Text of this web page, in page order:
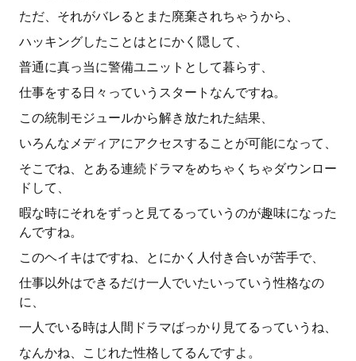
ただ、それがバレるとまた廃棄されちゃうから、
ハッキングしたことはとにかく隠して、
普通に真っ当に警備ユニットとして暮らす、
仕事をする日々っていうスタートなんですね。
この統制モジュールから解き放たれた結果、
いろんなメディアにアクセスすることが可能になって、
そこでね、とある連続ドラマをめちゃくちゃダウンロー
ドして、
暇な時にそれをずっと見てるっていうのが趣味になった
んですね。
このヘイキはですね、とにかく人付き合いが苦手で、
仕事以外はできるだけ一人でいたいっていう性格なの
に、
一人でいる時は人間ドラマばっかり見てるっていうね、
なんかね、こじれた性格してるんですよ。